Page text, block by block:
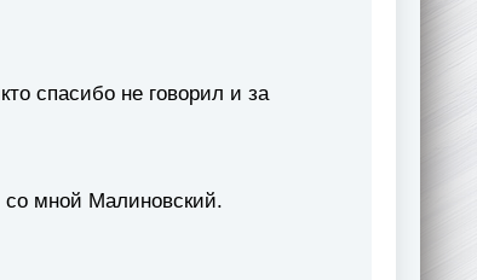
спасибо не говорил и за
мной Малиновский.